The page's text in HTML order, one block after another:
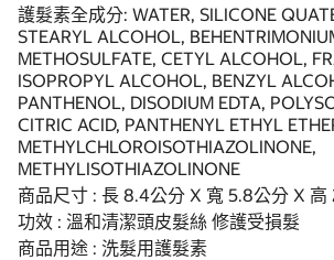
護髮素全成分: WATER, SILICONE
STEARYL ALCOHOL,
METHOSULFATE, CETYL ALCOHOL,
ISOPROPYL ALCOHOL, BENZYL
PANTHENOL, DISODIUM EDTA,
CITRIC ACID, PANTHENYL ETHYL
METHYLCHLOROISOTHIAZOLINONE,
METHYLISOTHIAZOLINONE
商品尺寸 : 長 8.4公分 X 寬 5.8公分 X 高
功效 : 溫和清潔頭皮髮絲 修護受損髮
商品用途 : 洗髮用護髮素